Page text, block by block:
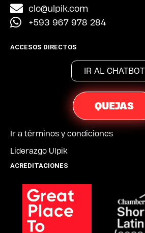
clo@ulpik.com
+593 967 978 284
ACCESOS DIRECTOS
IR AL CHATBOT
QUEJAS
Ir a términos y condiciones
Liderazgo Ulpik
ACREDITACIONES